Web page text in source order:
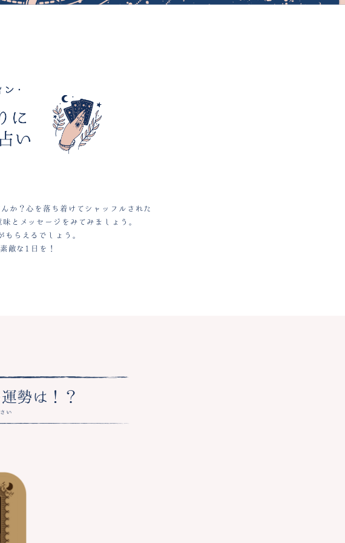
か？心を落ち着けてシャッフルされた
とメッセージをみてみましょう。
もらえるでしょう。
素敵な1日を！